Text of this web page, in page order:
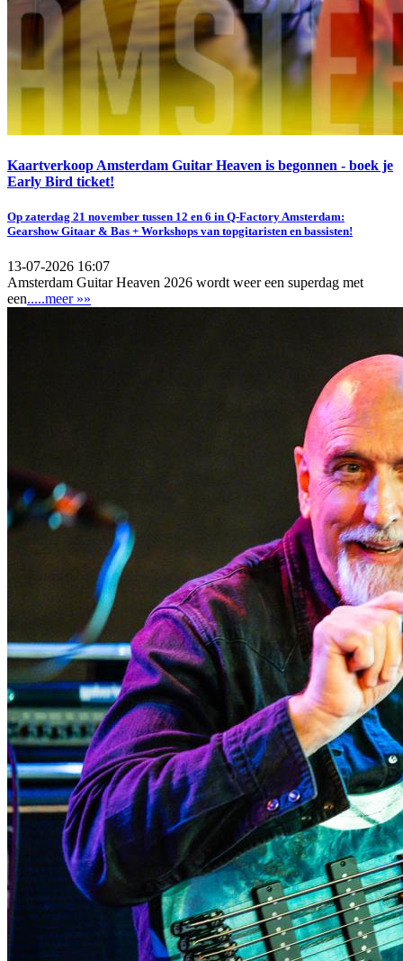
Kaartverkoop Amsterdam Guitar Heaven is begonnen - boek je
Early Bird ticket!
Op zaterdag 21 november tussen 12 en 6 in Q-Factory Amsterdam:
Gearshow Gitaar & Bas + Workshops van topgitaristen en bassisten!
13-07-2026 16:07
Amsterdam Guitar Heaven 2026 wordt weer een superdag met
een.....meer »»